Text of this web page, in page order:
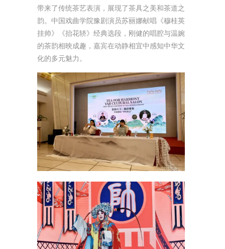
带来了传统茶艺表演，展现了茶具之美和茶道之
韵。中国戏曲学院豫剧演员苏丽娜献唱《穆桂英
挂帅》《抬花轿》经典选段，刚健的唱腔与温婉
的茶韵相映成趣，嘉宾在动静相宜中感知中华文
化的多元魅力。